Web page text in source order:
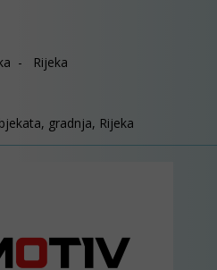
- Rijeka
gradnja, Rijeka